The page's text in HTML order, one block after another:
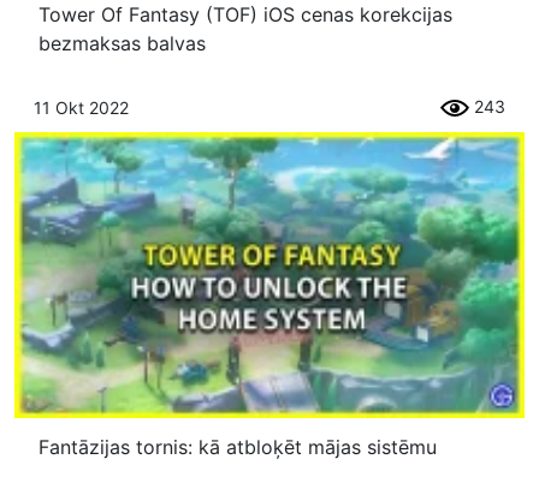
Tower Of Fantasy (TOF) iOS cenas korekcijas
bezmaksas balvas
11 Okt 2022 243
Fantāzijas tornis: kā atbloķēt mājas sistēmu